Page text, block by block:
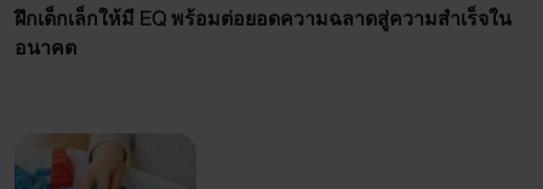
ฝึกเด็กเล็กให้มี EQ พร้อมต่อยอดความฉลาดสู่ความสำเร็จใน
อนาคต